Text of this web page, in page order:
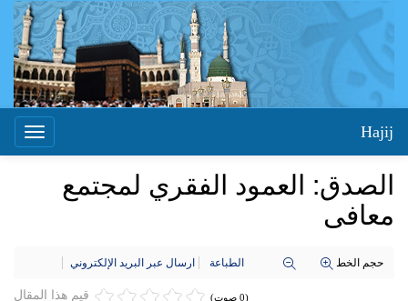
Toggle
Hajij
الصدق: العمود الفقري لمجتمع
معافى
حجم الخط الطباعة ارسال عبر البريد الإلكتروني
قيم هذا المقال (0 صوت)